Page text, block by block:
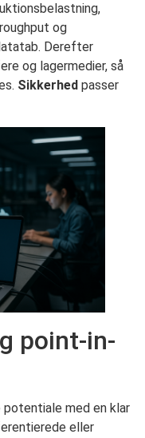
og
Derefter
og lagermedier, så
Sikkerhed passer
point-in-
med en klar
eller